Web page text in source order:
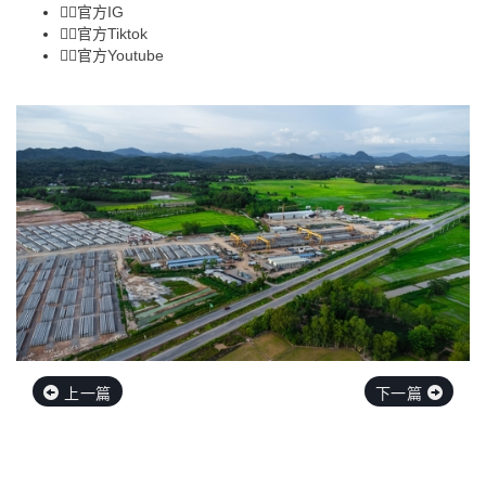
👉🏻官方IG
👉🏻官方Tiktok
👉🏻官方Youtube
上一篇 下一篇